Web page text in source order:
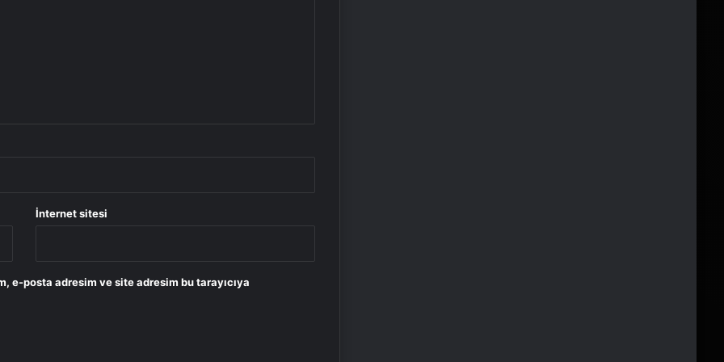
İnternet sitesi
e-posta adresim ve site adresim bu tarayıcıya